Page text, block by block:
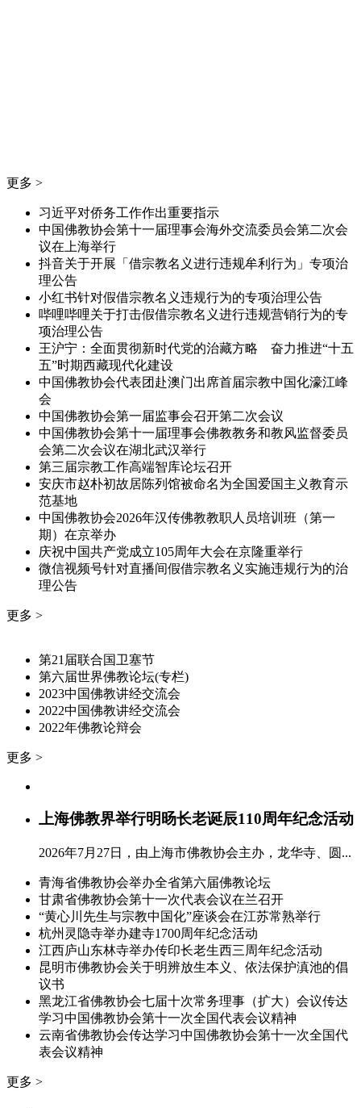
更多 >
习近平对侨务工作作出重要指示
中国佛教协会第十一届理事会海外交流委员会第二次会
议在上海举行
抖音关于开展「借宗教名义进行违规牟利行为」专项治
理公告
小红书针对假借宗教名义违规行为的专项治理公告
哔哩哔哩关于打击假借宗教名义进行违规营销行为的专
项治理公告
王沪宁：全面贯彻新时代党的治藏方略 奋力推进“十五
五”时期西藏现代化建设
中国佛教协会代表团赴澳门出席首届宗教中国化濠江峰
会
中国佛教协会第一届监事会召开第二次会议
中国佛教协会第十一届理事会佛教教务和教风监督委员
会第二次会议在湖北武汉举行
第三届宗教工作高端智库论坛召开
安庆市赵朴初故居陈列馆被命名为全国爱国主义教育示
范基地
中国佛教协会2026年汉传佛教教职人员培训班（第一
期）在京举办
庆祝中国共产党成立105周年大会在京隆重举行
微信视频号针对直播间假借宗教名义实施违规行为的治
理公告
更多 >
第21届联合国卫塞节
第六届世界佛教论坛(专栏)
2023中国佛教讲经交流会
2022中国佛教讲经交流会
2022年佛教论辩会
更多 >
上海佛教界举行明旸长老诞辰110周年纪念活动
2026年7月27日，由上海市佛教协会主办，龙华寺、圆...
青海省佛教协会举办全省第六届佛教论坛
甘肃省佛教协会第十一次代表会议在兰召开
“黄心川先生与宗教中国化”座谈会在江苏常熟举行
杭州灵隐寺举办建寺1700周年纪念活动
江西庐山东林寺举办传印长老生西三周年纪念活动
昆明市佛教协会关于明辨放生本义、依法保护滇池的倡
议书
黑龙江省佛教协会七届十次常务理事（扩大）会议传达
学习中国佛教协会第十一次全国代表会议精神
云南省佛教协会传达学习中国佛教协会第十一次全国代
表会议精神
更多 >